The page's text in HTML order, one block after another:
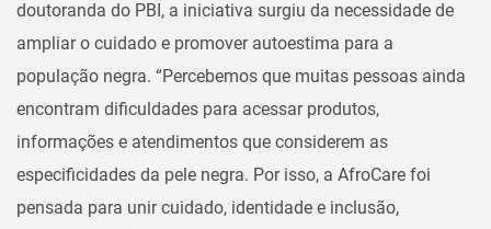
doutoranda do PBI, a iniciativa surgiu da necessidade de
ampliar o cuidado e promover autoestima para a
população negra. “Percebemos que muitas pessoas ainda
encontram dificuldades para acessar produtos,
informações e atendimentos que considerem as
especificidades da pele negra. Por isso, a AfroCare foi
pensada para unir cuidado, identidade e inclusão,